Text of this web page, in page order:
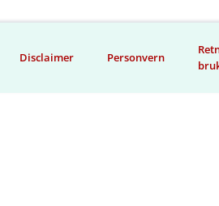
Disclaimer Personvern